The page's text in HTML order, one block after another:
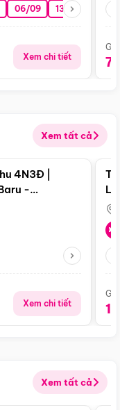
06/09 13/09 20/09
Xem chi tiết
Xem tất cả
Điểm nổi bật
4N3Đ |
-
Xem chi tiết
Xem tất cả
Điểm nổi bật